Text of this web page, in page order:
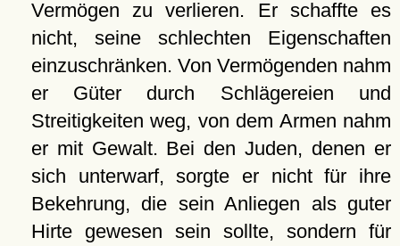
Vermögen zu verlieren. Er schaffte es
nicht, seine schlechten Eigenschaften
einzuschränken. Von Vermögenden nahm
er Güter durch Schlägereien und
Streitigkeiten weg, von dem Armen nahm
er mit Gewalt. Bei den Juden, denen er
sich unterwarf, sorgte er nicht für ihre
Bekehrung, die sein Anliegen als guter
Hirte gewesen sein sollte, sondern für